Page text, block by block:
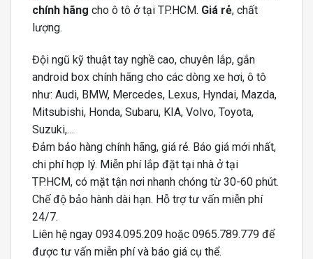
chính hãng cho ô tô ở tại TP.HCM. Giá rẻ, chất
lượng.
Đội ngũ kỹ thuật tay nghề cao, chuyên lắp, gắn
android box chính hãng cho các dòng xe hơi, ô tô
như: Audi, BMW, Mercedes, Lexus, Hyndai, Mazda,
Mitsubishi, Honda, Subaru, KIA, Volvo, Toyota,
Suzuki,…
Đảm bảo hàng chính hãng, giá rẻ. Báo giá mới nhất,
chi phí hợp lý. Miễn phí lắp đặt tại nhà ở tại
TP.HCM, có mặt tận nơi nhanh chóng từ 30-60 phút.
Chế độ bảo hành dài hạn. Hỗ trợ tư vấn miễn phí
24/7.
Liên hệ ngay 0934.095.209 hoặc 0965.789.779 để
được tư vấn miễn phí và báo giá cụ thể.